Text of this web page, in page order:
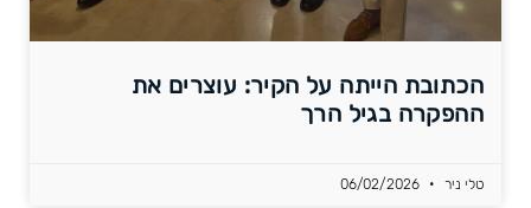
הכתובת הייתה על הקיר: עוצרים את
ההפקרה בגיל הרך
טלי ניר